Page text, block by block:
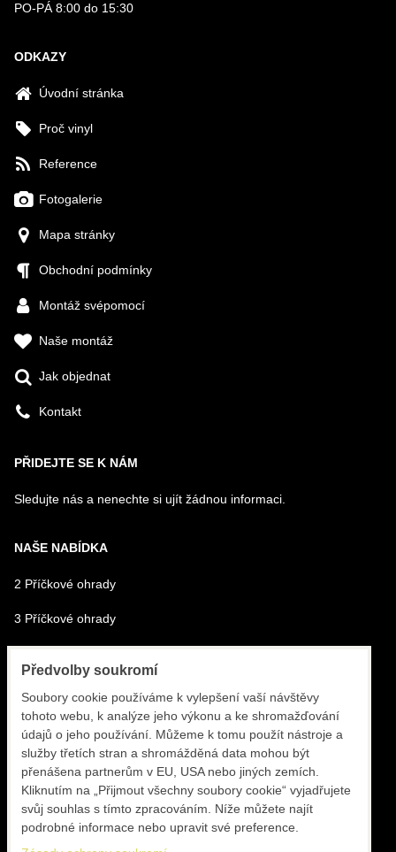
PO-PÁ 8:00 do 15:30
ODKAZY
Úvodní stránka
Proč vinyl
Reference
Fotogalerie
Mapa stránky
Obchodní podmínky
Montáž svépomocí
Naše montáž
Jak objednat
Kontakt
PŘIDEJTE SE K NÁM
Sledujte nás a nenechte si ujít žádnou informaci.
NAŠE NABÍDKA
2 Příčkové ohrady
3 Příčkové ohrady
Doprava materiálu a montérů
Montáž ohrad
Ubytování montérů
Šéfmontáž
Předvolby soukromí
Soubory cookie používáme k vylepšení vaší návštěvy
tohoto webu, k analýze jeho výkonu a ke shromažďování
údajů o jeho používání. Můžeme k tomu použít nástroje a
služby třetích stran a shromážděná data mohou být
přenášena partnerům v EU, USA nebo jiných zemích.
Kliknutím na „Přijmout všechny soubory cookie“ vyjadřujete
svůj souhlas s tímto zpracováním. Níže můžete najít
podrobné informace nebo upravit své preference.